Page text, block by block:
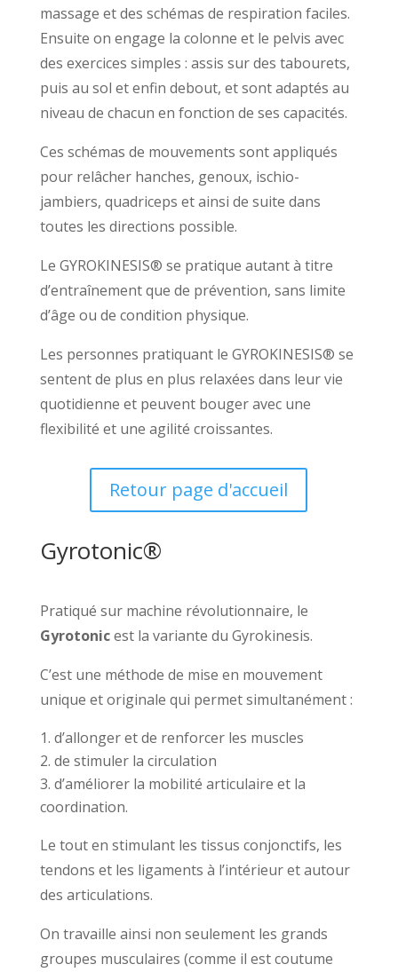
massage et des schémas de respiration faciles.
Ensuite on engage la colonne et le pelvis avec
des exercices simples : assis sur des tabourets,
puis au sol et enfin debout, et sont adaptés au
niveau de chacun en fonction de ses capacités.
Ces schémas de mouvements sont appliqués
pour relâcher hanches, genoux, ischio-
jambiers, quadriceps et ainsi de suite dans
toutes les directions possible.
Le GYROKINESIS® se pratique autant à titre
d’entraînement que de prévention, sans limite
d’âge ou de condition physique.
Les personnes pratiquant le GYROKINESIS® se
sentent de plus en plus relaxées dans leur vie
quotidienne et peuvent bouger avec une
flexibilité et une agilité croissantes.
Retour page d'accueil
Gyrotonic®
Pratiqué sur machine révolutionnaire, le
Gyrotonicest la variante du Gyrokinesis.
C’est une méthode de mise en mouvement
unique et originale qui permet simultanément :
d’allonger et de renforcer les muscles
de stimuler la circulation
d’améliorer la mobilité articulaire et la
coordination.
Le tout en stimulant les tissus conjonctifs, les
tendons et les ligaments à l’intérieur et autour
des articulations.
On travaille ainsi non seulement les grands
groupes musculaires (comme il est coutume